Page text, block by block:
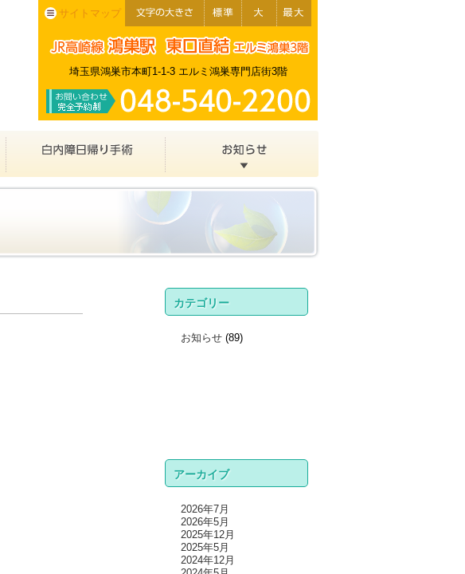
サイトマップ
埼玉県鴻巣市本町1-1-3 エルミ鴻巣専門店街3階
カテゴリー
お知らせ (89)
アーカイブ
2026年7月
2026年5月
2025年12月
2025年5月
2024年12月